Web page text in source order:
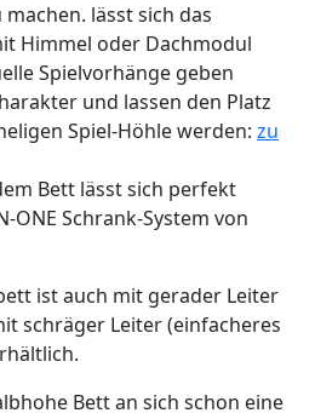
lässt sich das
Himmel oder Dachmodul
Spielvorhänge geben
und lassen den Platz
Spiel-Höhle werden: zu
Bett lässt sich perfekt
ONE Schrank-System von
ist auch mit gerader Leiter
schräger Leiter (einfacheres
Bett an sich schon eine